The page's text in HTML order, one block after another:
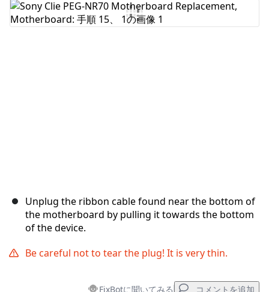
コメントを追加
Unplug the ribbon cable found near the bottom of
the motherboard by pulling it towards the bottom
of the device.
Be careful not to tear the plug! It is very thin.
FixBotに聞いてみる コメントを追加